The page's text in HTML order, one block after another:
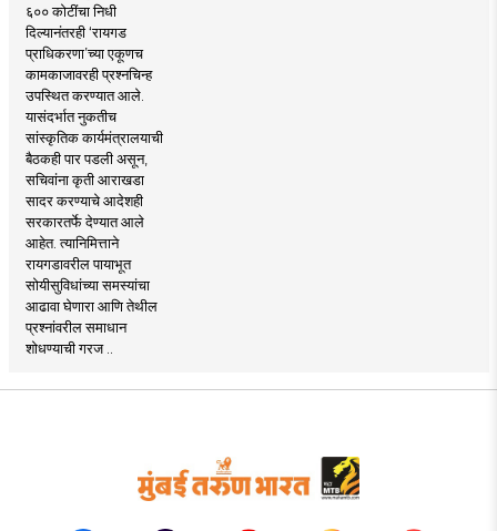
६०० कोटींचा निधी
दिल्यानंतरही ‘रायगड
प्राधिकरणा’च्या एकूणच
कामकाजावरही प्रश्नचिन्ह
उपस्थित करण्यात आले.
यासंदर्भात नुकतीच
सांस्कृतिक कार्यमंत्रालयाची
बैठकही पार पडली असून,
सचिवांना कृती आराखडा
सादर करण्याचे आदेशही
सरकारतर्फे देण्यात आले
आहेत. त्यानिमित्ताने
रायगडावरील पायाभूत
सोयीसुविधांच्या समस्यांचा
आढावा घेणारा आणि तेथील
प्रश्नांवरील समाधान
शोधण्याची गरज ..